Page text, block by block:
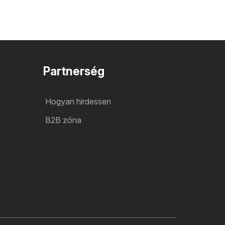
Partnerség
Hogyan hirdessen
B2B zóna